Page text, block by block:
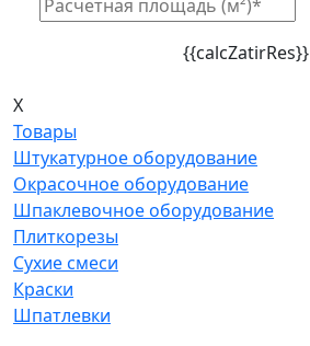
{{calcZatirRes}}
X
Товары
Штукатурное оборудование
Окрасочное оборудование
Шпаклевочное оборудование
Плиткорезы
Сухие смеси
Краски
Шпатлевки